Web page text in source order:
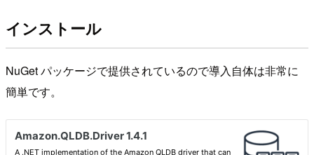
インストール
NuGet パッケージで提供されているので導入自体は非常に
簡単です。